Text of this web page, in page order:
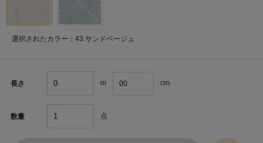
選択されたカラー：43.サンドベージュ
長さ m cm
数量 点